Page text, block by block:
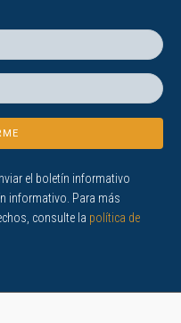
el boletín informativo
informativo. Para más
consulte la política de